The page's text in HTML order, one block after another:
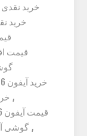
خرید نقدی
خرید
قیمت
خرید آیفون 16 اپل
,
قیمت آیفون 16 اپل
, گوشی